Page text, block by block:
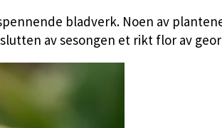
bladverk. Noen av
av sesongen et rikt flor av